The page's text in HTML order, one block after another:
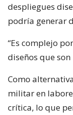
despliegues
podría generar
“Es complejo
diseños que son
Como
militar en
crítica, lo que